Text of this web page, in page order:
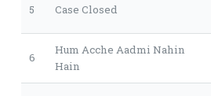
5 Case Closed
6
Hum Acche Aadmi Nahin
Hain